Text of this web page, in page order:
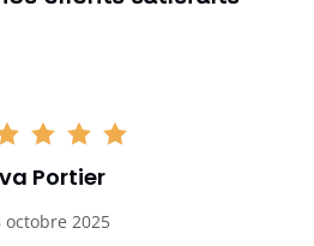
Portier
octobre 2025